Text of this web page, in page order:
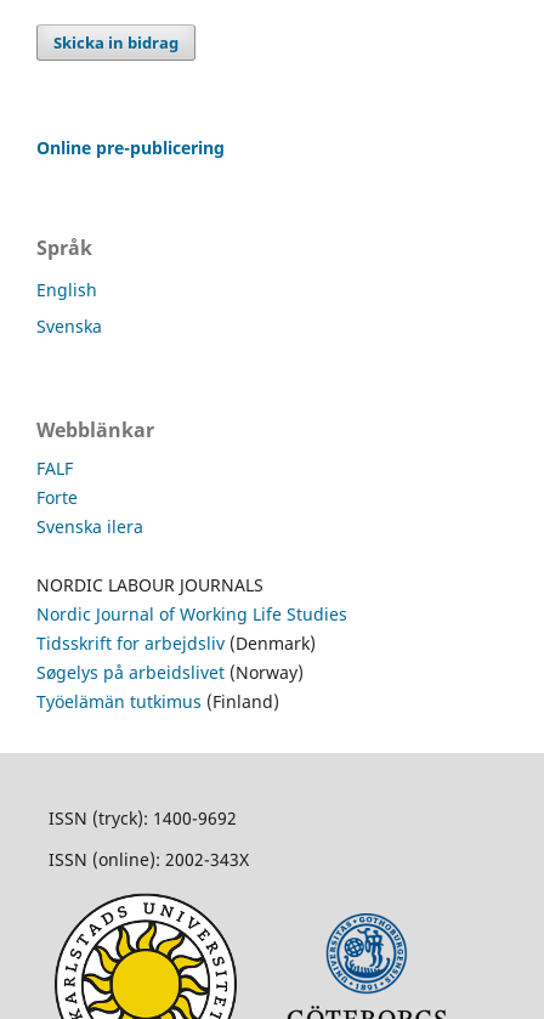
Skicka in bidrag
Online pre-publicering
Språk
English
Svenska
Webblänkar
FALF
Forte
Svenska ilera
NORDIC LABOUR JOURNALS
Nordic Journal of Working Life Studies
Tidsskrift for arbejdsliv (Denmark)
Søgelys på arbeidslivet (Norway)
Työelämän tutkimus (Finland)
ISSN (tryck): 1400-9692
ISSN (online): 2002-343X